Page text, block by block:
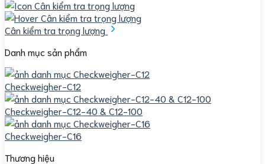
Cân kiểm tra trọng lượng
Danh mục sản phẩm
Checkweigher-C12
Checkweigher-C12-40 & C12-100
Checkweigher-C16
Thương hiệu